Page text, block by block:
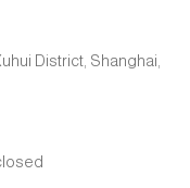
District, Shanghai,